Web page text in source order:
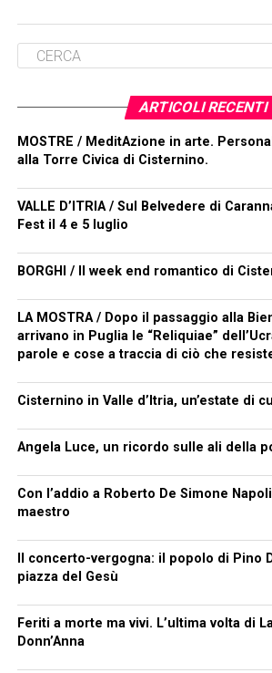
ARTICOLI RECENTI
MOSTRE / MeditAzione in arte.
alla Torre Civica di Cisternino.
VALLE D’ITRIA / Sul Belvedere di
Fest il 4 e 5 luglio
BORGHI / Il week end romantico di
LA MOSTRA / Dopo il passaggio alla
arrivano in Puglia le “Reliquiae”
parole e cose a traccia di ciò che
Cisternino in Valle d’Itria, un’estate di
Angela Luce, un ricordo sulle ali della
Con l’addio a Roberto De Simone
maestro
Il concerto-vergogna: il popolo di Pino
piazza del Gesù
Feriti a morte ma vivi. L’ultima volta di
Donn’Anna